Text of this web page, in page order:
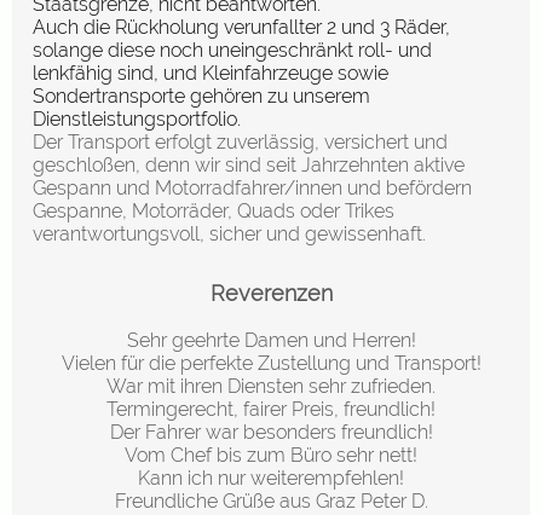
Auch die Rückholung verunfallter 2 und 3 Räder,
solange diese noch uneingeschränkt roll- und
lenkfähig sind, und Kleinfahrzeuge sowie
Sondertransporte gehören zu unserem
Dienstleistungsportfolio.
Der Transport erfolgt zuverlässig, versichert und
geschloßen, denn wir sind seit Jahrzehnten aktive
Gespann und Motorradfahrer/innen und befördern
Gespanne, Motorräder, Quads oder Trikes
verantwortungsvoll, sicher und gewissenhaft.
Reverenzen
Sehr geehrte Damen und Herren!
Vielen für die perfekte Zustellung und Transport!
War mit ihren Diensten sehr zufrieden.
Termingerecht, fairer Preis, freundlich!
Der Fahrer war besonders freundlich!
Vom Chef bis zum Büro sehr nett!
Kann ich nur weiterempfehlen!
Freundliche Grüße aus Graz Peter D.